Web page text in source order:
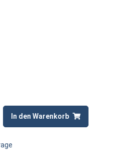
In den Warenkorb